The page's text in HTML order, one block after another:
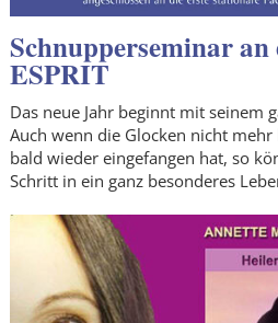
Schnupperseminar
ESPRIT
Das neue Jahr beginnt mit seinem
Auch wenn die Glocken nicht
bald wieder eingefangen hat, so
Schritt in ein ganz besonderes